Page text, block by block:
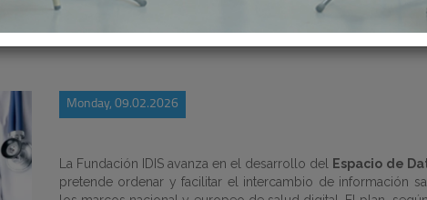
Monday, 09.02.2026
La Fundación IDIS avanza en el desarrollo del Espacio de
pretende ordenar y facilitar el intercambio de información